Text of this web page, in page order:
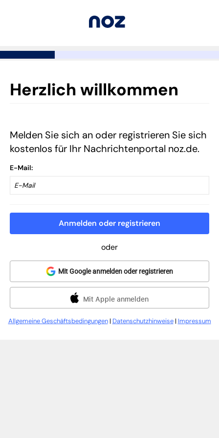
Herzlich willkommen
Melden Sie sich an oder registrieren Sie sich
kostenlos für Ihr Nachrichtenportal noz.de.
E-Mail
Anmelden oder registrieren
oder
Mit Google anmelden oder registrieren
Mit Apple anmelden
Allgemeine Geschäftsbedingungen| Datenschutzhinweise| Impressum